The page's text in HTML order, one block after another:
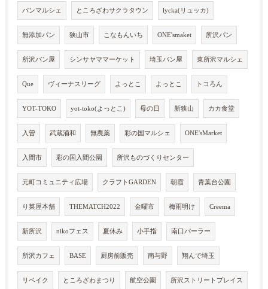
パンマルシェ ところざわサクラタウン lycka(リュッカ)
無添加パン 狭山市 こなもんいち ONE'smaket 所沢パン
所沢パン屋 シンサヤママーケット 埼玉パン屋 東所沢マルシェ
Que ヴィーナスリーグ よっとこ よっとこ トコろん
YOT-TOKO yot-toko(よっとこ) 母の日 新狭山 カカ食堂
入曽 武蔵浦和 無農薬 彩の国マルシェ ONE'sMarket
入間市 彩の国入間公園 所沢ものづくりセンター
元町コミュニティ広場 クラフトGARDEN 朝霞 青葉台公園
り菜屋本舗 THEMATCH2022 金曜市 梅雨明け Creema
新所沢 nikoフェス 夏休み 小手指 南口パーラー
所沢カフェ BASE 厨房前販売 南与野 翔んで埼玉
リベイク ところざわまつり 航空公園 所沢ストリートプレイス